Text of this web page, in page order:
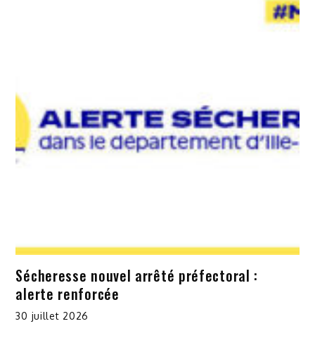
Sécheresse nouvel arrêté préfectoral :
alerte renforcée
30 juillet 2026